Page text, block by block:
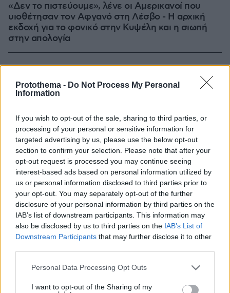
Protothema - Do Not Process My Personal
Information
If you wish to opt-out of the sale, sharing to third parties, or
processing of your personal or sensitive information for
targeted advertising by us, please use the below opt-out
section to confirm your selection. Please note that after your
opt-out request is processed you may continue seeing
interest-based ads based on personal information utilized by
us or personal information disclosed to third parties prior to
your opt-out. You may separately opt-out of the further
disclosure of your personal information by third parties on the
IAB’s list of downstream participants. This information may
also be disclosed by us to third parties on the IAB’s List of
Downstream Participants that may further disclose it to other
Please note that this website/app uses one or more Google
not limited to your visit or usage behaviour. You may click to
Personal Data Processing Opt Outs
I want to opt-out of the Sharing of my
«Δεν το πιστεύουμε», λένε οι Αμερικανοί που
υιοθέτησαν τον Αφγανό στη Λέσβο - Η αρχική
εκδοχή για το φονικό στην Κυψέλη και η σιωπή
στην απολογία
07.08.2026, 09:43